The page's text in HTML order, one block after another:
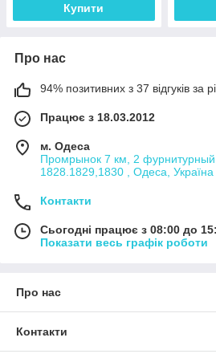
Купити
Про нас
94% позитивних з 37 відгуків за
Працює з 18.03.2012
м. Одеса
Промрынок 7 км, 2
1828.1829,1830 , Одеса, Україна
Контакти
Сьогодні працює з 08:00 до
Показати весь графік роботи
Про нас
Контакти